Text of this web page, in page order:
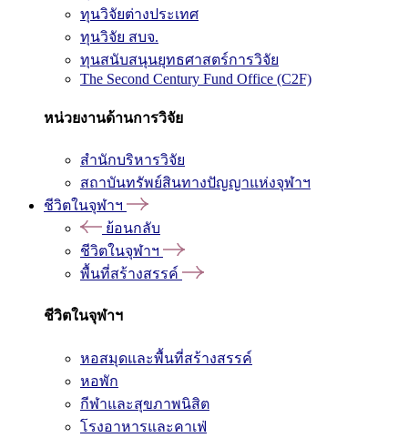
ทุนวิจัยต่างประเทศ
ทุนวิจัย สบจ.
ทุนสนับสนุนยุทธศาสตร์การวิจัย
The Second Century Fund Office (C2F)
หน่วยงานด้านการวิจัย
สำนักบริหารวิจัย
สถาบันทรัพย์สินทางปัญญาแห่งจุฬาฯ
ชีวิตในจุฬาฯ
ย้อนกลับ
ชีวิตในจุฬาฯ
พื้นที่สร้างสรรค์
ชีวิตในจุฬาฯ
หอสมุดและพื้นที่สร้างสรรค์
หอพัก
กีฬาและสุขภาพนิสิต
โรงอาหารและคาเฟ่